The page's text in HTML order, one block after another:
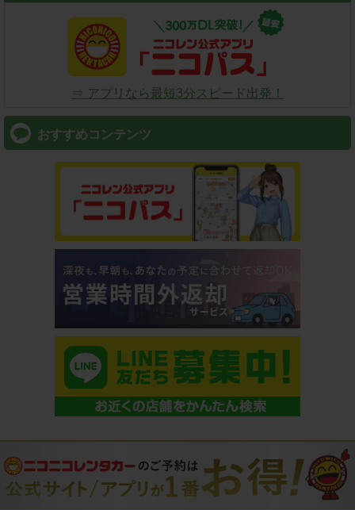
⇒ アプリなら最短3分スピード出発！
おすすめコンテンツ